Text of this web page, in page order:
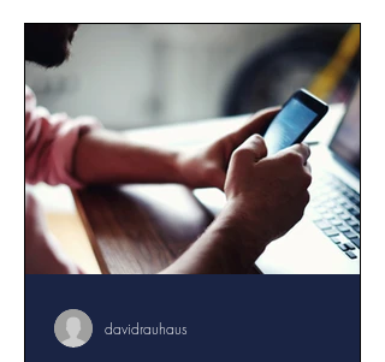
davidrauhaus